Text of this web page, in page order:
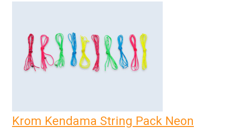
Krom Kendama String Pack Neon